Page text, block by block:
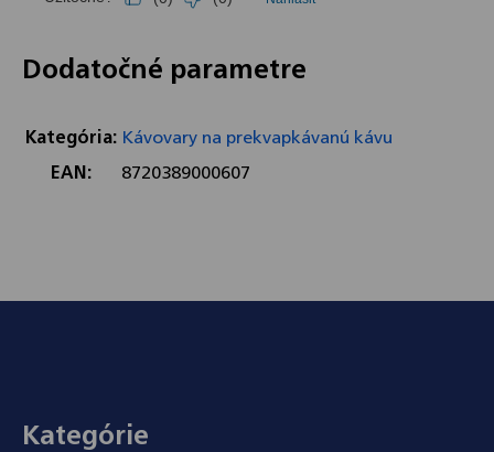
Dodatočné parametre
Kategória: Kávovary na prekvapkávanú kávu
EAN: 8720389000607
Zápätie
Kategórie